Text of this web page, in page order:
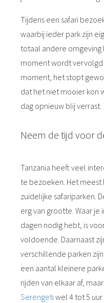
Tijdens een safari
waarbij ieder park zijn
totaal andere omgeving
moment wordt
moment, het stopt
dat het niet mooier kon
dag opnieuw blij verrast.
Neem de tijd voor
Tanzania heeft veel
te bezoeken. Het
zuidelijke safariparken.
erg van grootte. Waar
dagen nodig hebt, is
voldoende. Daarnaast
verschillende parken
een aantal kleinere
rijden van elkaar af,
Serengetiwel 4 tot 5